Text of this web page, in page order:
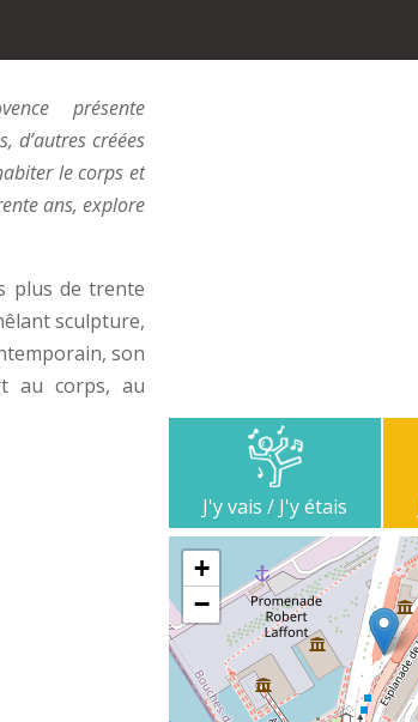
présente
d’autres créées
le corps et
ans, explore
plus de trente
sculpture,
son
au corps, au
J'y vais / J'y étais
+
−